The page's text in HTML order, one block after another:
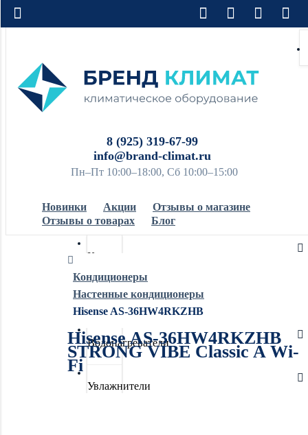
8 (925) 319-67-99
info@brand-climat.ru
Пн–Пт 10:00–18:00, Сб 10:00–15:00
Новинки Акции
Отзывы о магазине
Отзывы о товарах
Блог
Кондиционеры
Обогреватели
Водонагреватели
Увлажнители
Кондиционеры
Настенные кондиционеры
Hisense AS-36HW4RKZHB
Hisense AS-36HW4RKZHB
STRONG VIBE Classic A Wi-
Fi